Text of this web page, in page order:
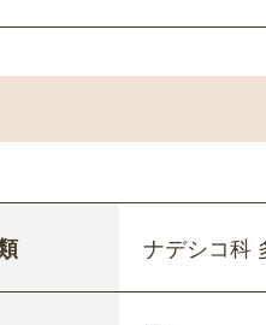
ナデシコ科